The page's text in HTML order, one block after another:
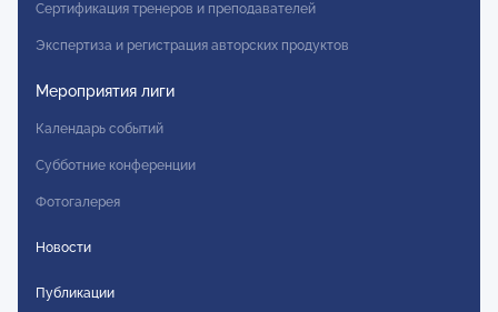
Сертификация тренеров и преподавателей
Экспертиза и регистрация авторских продуктов
Мероприятия лиги
Календарь событий
Субботние конференции
Фотогалерея
Новости
Публикации